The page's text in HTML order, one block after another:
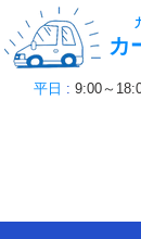
カ
平日 : 9:00～